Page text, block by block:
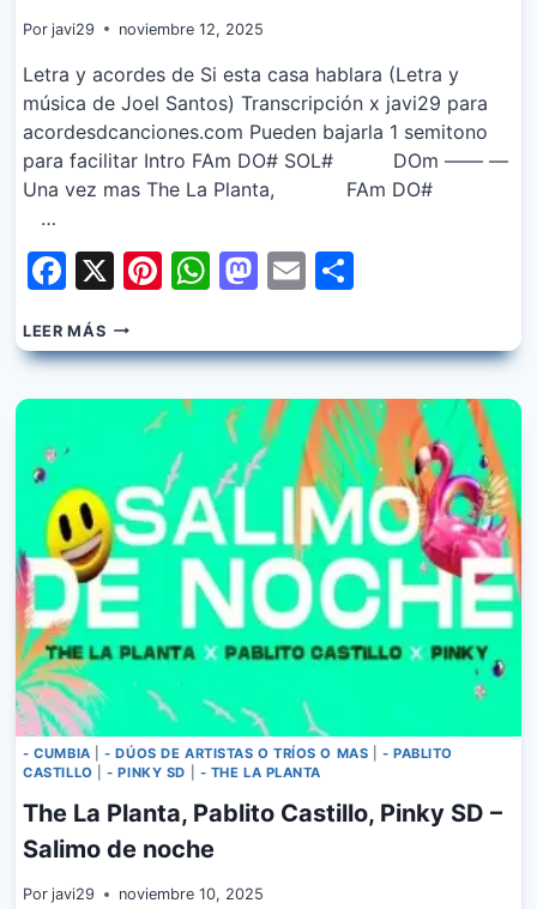
Por javi29 noviembre 12, 2025
Letra y acordes de Si esta casa hablara (Letra y
música de Joel Santos) Transcripción x javi29 para
acordesdcanciones.com Pueden bajarla 1 semitono
para facilitar Intro FAm DO# SOL# DOm —— —
Una vez mas The La Planta, FAm DO#
…
Facebook
X Pinterest
WhatsApp
Mastodon
Email
LEER MÁSTHE
LA
PLANTA,
ESTA
CASA
HABLARA
- CUMBIA |- DÚOS DE ARTISTAS O TRÍOS O MAS
- PABLITO
CASTILLO
|- PINKY SD - THE LA PLANTA
The La Planta, Pablito Castillo, Pinky SD –
Salimo de noche
Por javi29 noviembre 10, 2025